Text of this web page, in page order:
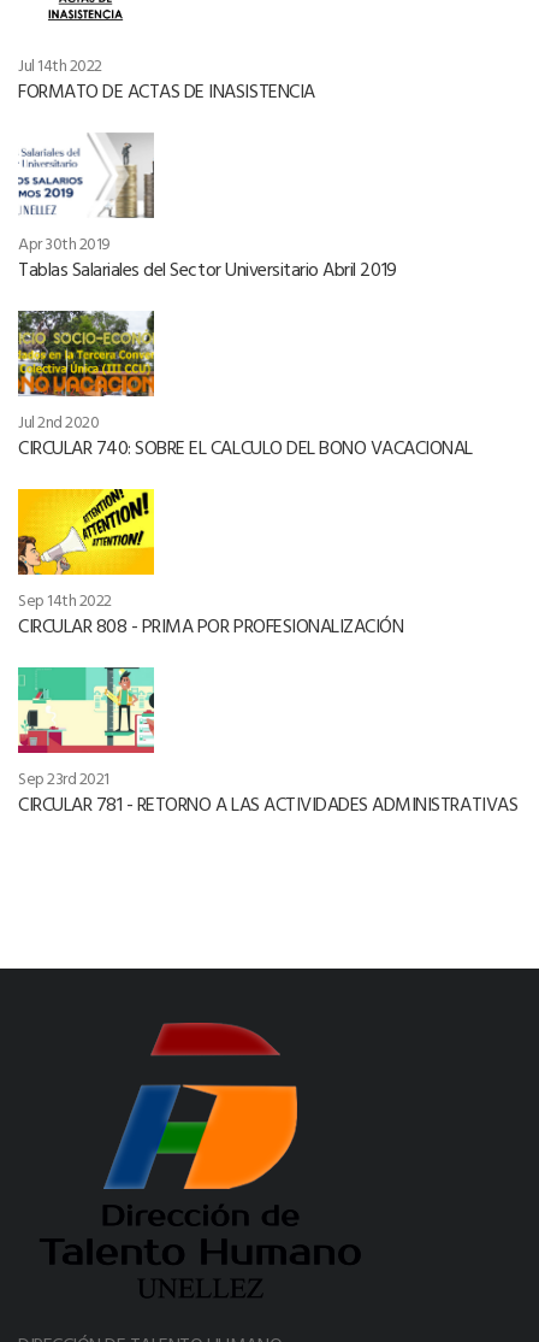
Jul 14th 2022
FORMATO DE ACTAS DE INASISTENCIA
Apr 30th 2019
Tablas Salariales del Sector Universitario Abril 2019
Jul 2nd 2020
CIRCULAR 740: SOBRE EL CALCULO DEL BONO VACACIONAL
Sep 14th 2022
CIRCULAR 808 - PRIMA POR PROFESIONALIZACIÓN
Sep 23rd 2021
CIRCULAR 781 - RETORNO A LAS ACTIVIDADES ADMINISTRATIVAS